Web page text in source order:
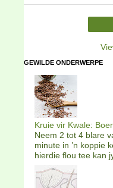
GEWILDE ONDERWERPE
Kruie vir Kwale:
Neem 2 tot 4 blare
minute in ’n koppie
hierdie flou tee kan